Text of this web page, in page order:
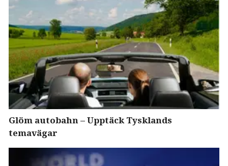
Glöm autobahn – Upptäck Tysklands
temavägar